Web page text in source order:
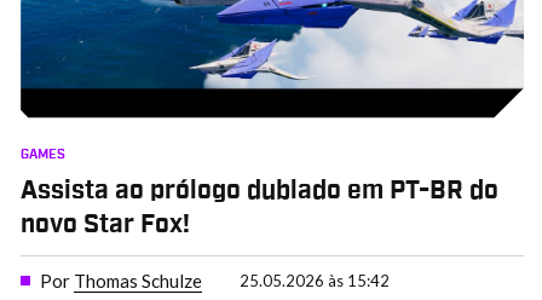
GAMES
Assista ao prólogo dublado em PT-BR do
novo Star Fox!
Por Thomas Schulze 25.05.2026 às 15:42